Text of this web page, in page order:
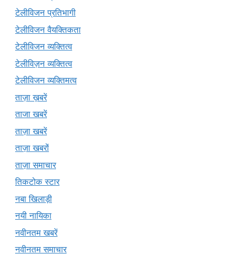
टेलीविजन प्रतिभागी
टेलीविजन वैयक्तिकता
टेलीविजन व्यक्तित्व
टेलीविज़न व्यक्तित्व
टेलीविजन व्यक्तिमत्व
ताज़ा ख़बरें
ताजा खबरें
ताज़ा खबरें
ताज़ा खबरों
ताज़ा समाचार
तिकटोक स्टार
नबा खिलाड़ी
नयी नायिका
नवीनतम खबरें
नवीनतम समाचार